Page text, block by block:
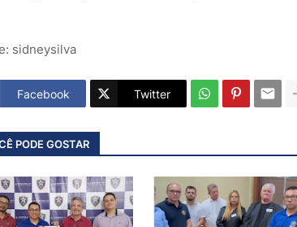
sidneysilva
Facebook Twitter
PODE GOSTAR